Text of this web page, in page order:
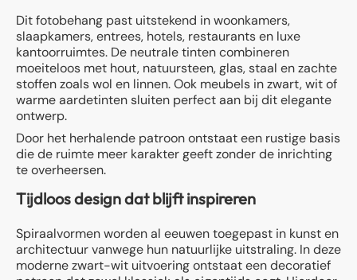
Dit fotobehang past uitstekend in woonkamers,
slaapkamers, entrees, hotels, restaurants en luxe
kantoorruimtes. De neutrale tinten combineren
moeiteloos met hout, natuursteen, glas, staal en zachte
stoffen zoals wol en linnen. Ook meubels in zwart, wit of
warme aardetinten sluiten perfect aan bij dit elegante
ontwerp.
Door het herhalende patroon ontstaat een rustige basis
die de ruimte meer karakter geeft zonder de inrichting
te overheersen.
Tijdloos design dat blijft inspireren
Spiraalvormen worden al eeuwen toegepast in kunst en
architectuur vanwege hun natuurlijke uitstraling. In deze
moderne zwart-wit uitvoering ontstaat een decoratief